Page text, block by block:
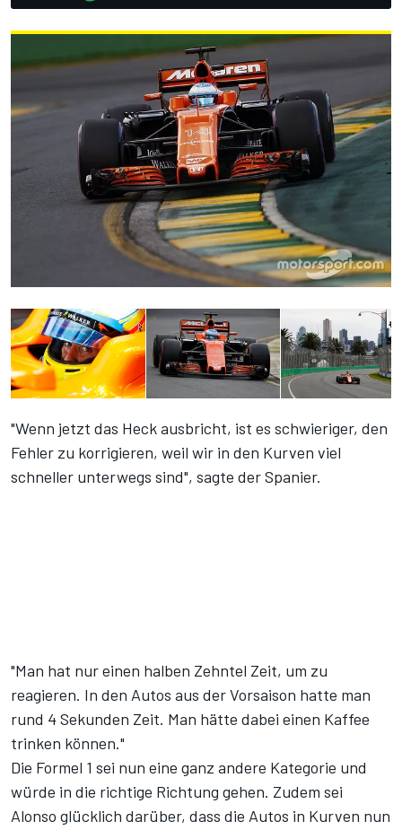
"Wenn jetzt das Heck ausbricht, ist es schwieriger, den
Fehler zu korrigieren, weil wir in den Kurven viel
schneller unterwegs sind", sagte der Spanier.
"Man hat nur einen halben Zehntel Zeit, um zu
reagieren. In den Autos aus der Vorsaison hatte man
rund 4 Sekunden Zeit. Man hätte dabei einen Kaffee
trinken können."
Die Formel 1 sei nun eine ganz andere Kategorie und
würde in die richtige Richtung gehen. Zudem sei
Alonso glücklich darüber, dass die Autos in Kurven nun